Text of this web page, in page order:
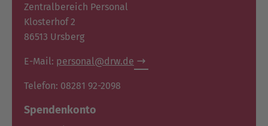
Zentralbereich Personal
Klosterhof 2
86513 Ursberg
E-Mail: personal@drw.de
Telefon: 08281 92-2098
Spendenkonto